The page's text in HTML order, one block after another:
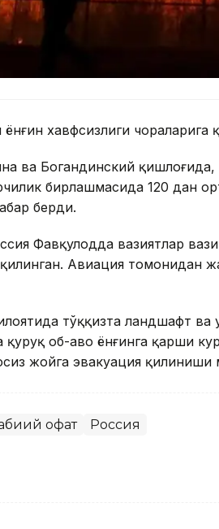
хавфсизлиги
ва Богандинский
бирлашмасида 120 дан
берди.
Фавқулодда вазиятлар
Авиация томонидан
тўққизта ландшафт ва
об-ҳаво ёнғинга қарши
жойга эвакуация
офат Россия